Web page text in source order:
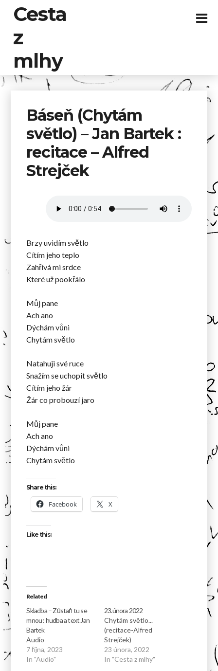
Cesta
z
mlhy
Báseň (Chytám
světlo) – Jan Bartek :
recitace – Alfred
Strejček
Brzy uvidím světlo
Cítím jeho teplo
Zahřívá mi srdce
Které už pookřálo
Můj pane
Ach ano
Dýchám vůni
Chytám světlo
Natahuji své ruce
Snažím se uchopit světlo
Cítím jeho žár
Žár co probouzí jaro
Můj pane
Ach ano
Dýchám vůni
Chytám světlo
Share this:
Facebook X
Like this:
Related
Skladba – Zůstaň tu se
mnou : hudba a text Jan
Bartek
Audio
7 října, 2023
In "Audio"
23.února 2022
Chytám světlo...
(recitace-Alfred
Strejček)
23 února, 2022
In "Cesta z mlhy"